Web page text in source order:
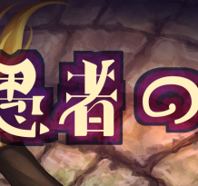
ン
テ
ン
ツ
へ
ス
キ
ッ
プ